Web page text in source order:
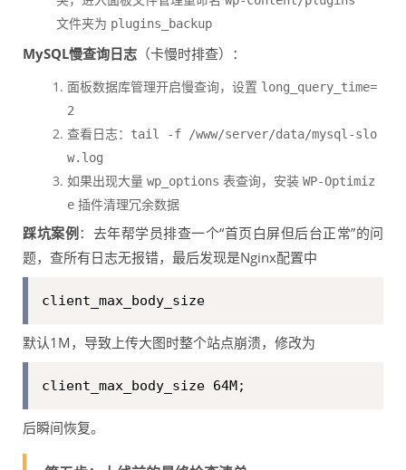
文件夹为 plugins_backup
MySQL慢查询日志 （卡慢时排查）：
面板数据库管理开启慢查询，设置 long_query_time=
2
查看日志：
tail -f /www/server/data/mysql-slo
w.log
如果出现大量 wp_options 表查询，安装 WP-Optimiz
e 插件清理冗余数据
踩坑案例 ：去年帮学员排查一个“首页白屏但后台正常”的问
题，查所有日志无报错，最后发现是Nginx配置中
client_max_body_size
默认1M，导致上传大图时整个站点崩溃，修改为
client_max_body_size 64M;
后瞬间恢复。